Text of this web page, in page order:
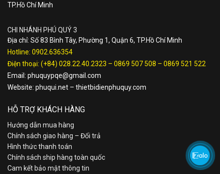
TP.Hồ Chí Minh
CHI NHÁNH PHÚ QUÝ 3
Địa chỉ: Số 83 Bình Tây, Phường 1, Quận 6, TP.Hồ Chí Minh
Hotline: 0902.636354
Điện thoại: (+84) 028.22.40.2323 – 0869 507 508 – 0869 521 522
Email: phuquypqe@gmail.com
Website: phuqui.net – thietbidienphuquy.com
HỖ TRỢ KHÁCH HÀNG
Hướng dẫn mua hàng
Chính sách giao hàng – Đổi trả
Hình thức thanh toán
Chính sách ship hàng toàn quốc
Cam kết bảo mật thông tin